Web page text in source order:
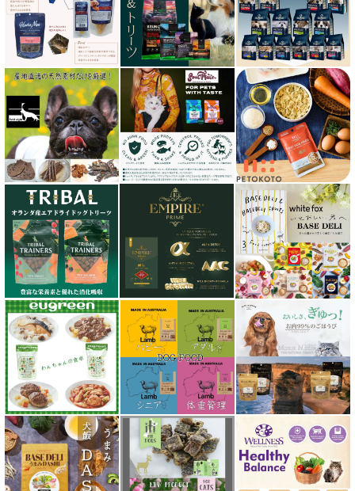
ケリーアンドコー Kelly＆Co’s
サンデーペッツ Sunday Pets
サンユー研究所
シェフ SHEF
シグネチャー７（Signature7）正規輸入品
シシア Schesir
獣医さん推奨シリーズ
シルクフル SILKFULL
ジーランディア Zealandia
スマイリー Smiley
ソウルメイト SoulMate
ソリッドゴールド Solid Gold
ディアブロ（Deer Blow）
テラカニス TerraCanis